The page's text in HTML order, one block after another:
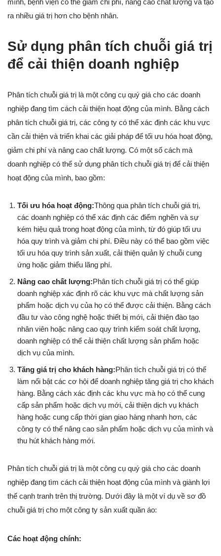
mình, bệnh viện có thể giảm chi phí, nâng cao chất lượng và tạo
ra nhiều giá trị hơn cho bệnh nhân.
Sử dụng phân tích chuỗi giá trị
để cải thiện doanh nghiệp
Phân tích chuỗi giá trị là một công cụ quý giá cho các doanh
nghiệp đang tìm cách cải thiện hoạt động của mình. Bằng cách
phân tích chuỗi giá trị, các công ty có thể xác định các khu vực
cần cải thiện và triển khai các giải pháp để tối ưu hóa hoạt động,
giảm chi phí và nâng cao chất lượng. Có một số cách mà
doanh nghiệp có thể sử dụng phân tích chuỗi giá trị để cải thiện
hoạt động của mình, bao gồm:
Tối ưu hóa hoạt động:Thông qua phân tích chuỗi giá trị,
các doanh nghiệp có thể xác định các điểm nghẽn và sự
kém hiệu quả trong hoạt động của mình, từ đó giúp tối ưu
hóa quy trình và giảm chi phí. Điều này có thể bao gồm việc
tối ưu hóa quy trình sản xuất, cải thiện quản lý chuỗi cung
ứng hoặc giảm thiểu lãng phí.
Nâng cao chất lượng:Phân tích chuỗi giá trị có thể giúp
doanh nghiệp xác định rõ các khu vực mà chất lượng sản
phẩm hoặc dịch vụ của họ có thể được cải thiện. Bằng cách
đầu tư vào công nghệ hoặc thiết bị mới, cải thiện đào tạo
nhân viên hoặc nâng cao quy trình kiểm soát chất lượng,
doanh nghiệp có thể cải thiện chất lượng sản phẩm hoặc
dịch vụ của mình.
Tăng giá trị cho khách hàng:Phân tích chuỗi giá trị có thể
làm nổi bật các cơ hội để doanh nghiệp tăng giá trị cho khách
hàng. Bằng cách xác định các khu vực mà họ có thể cung
cấp sản phẩm hoặc dịch vụ mới, cải thiện dịch vụ khách
hàng hoặc cung cấp thời gian giao hàng nhanh hơn, các
công ty có thể nâng cao sản phẩm hoặc dịch vụ của mình và
thu hút khách hàng mới.
Phân tích chuỗi giá trị là một công cụ quý giá cho các doanh
nghiệp đang tìm cách cải thiện hoạt động của mình và giành lợi
thế cạnh tranh trên thị trường. Dưới đây là một ví dụ về sơ đồ
chuỗi giá trị cho một công ty sản xuất quần áo:
Các hoạt động chính: